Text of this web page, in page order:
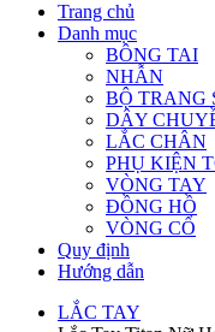
Trang chủ
Danh mục
BÔNG TAI
NHẪN
BỘ TRANG
DÂY
LẮC CHÂN
PHỤ KIỆN
VÒNG TAY
ĐỒNG HỒ
VÒNG CỔ
Quy định
Hướng dẫn
LẮC TAY